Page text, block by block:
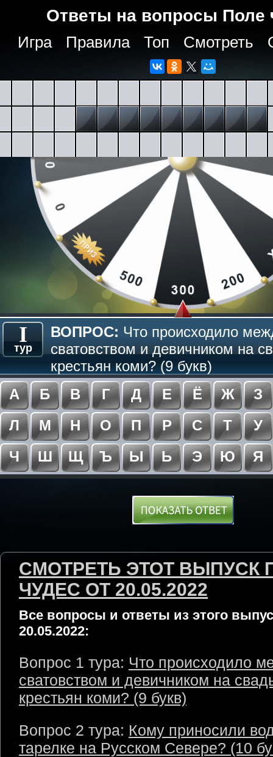
Ответы на вопросы Поле
Игра Правила Топ Смотреть
I
тур
ВОПРОС: Что происходило
сватовством и девичником на
крестьян коми? (9 букв)
А
Б В Г Д Е Ё Ж
З
Л
М Н О П Р С Т
У
Ч
Ш Щ Ъ Ы Ь Э Ю Я
СМОТРЕТЬ ЭТОТ ВЫПУСК
ЧУДЕС ОТ 20.05.2022
Все вопросы и ответы из этого
20.05.2022:
Вопрос 1 тура: Что происходило
сватовством и девичником на
крестьян коми? (9 букв)
Вопрос 2 тура: Кому приносили
тарелке на Русском Севере? (10